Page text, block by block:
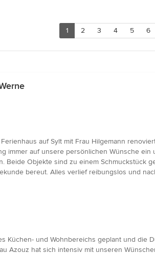
1 2 3 4 5 6
auf Sylt mit Frau Hilgemann
immer auf unsere persönlichen Wünsche
Beide Objekte sind zu einem Schmuckstück
bereut. Alles verlief reibungslos und
Küchen- und Wohnbereichs geplant und die
Azouz hat sich intensiv mit unseren